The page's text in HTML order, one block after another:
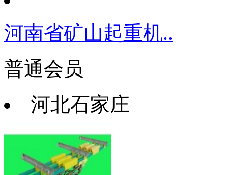
河南省矿山起重机..
普通会员
河北石家庄